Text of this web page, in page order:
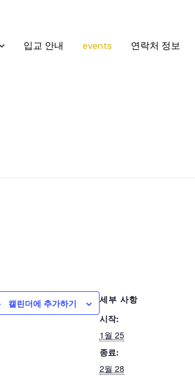
입교 안내 events 연락처 정보
캘린더에 추가하기
세부 사항
시작:
1월 25
종료:
2월 28